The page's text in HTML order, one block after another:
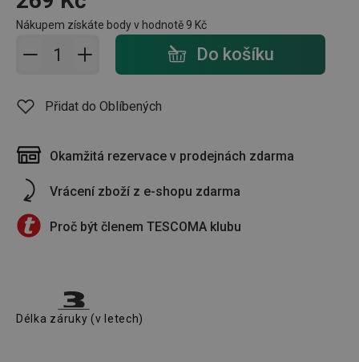
Nákupem získáte body v hodnotě 9 Kč
Přidat do košíku - počet Do košíku
Přidat do Oblíbených
Okamžitá rezervace v prodejnách zdarma
Vrácení zboží z e-shopu zdarma
Proč být členem TESCOMA klubu
Délka záruky (v letech)